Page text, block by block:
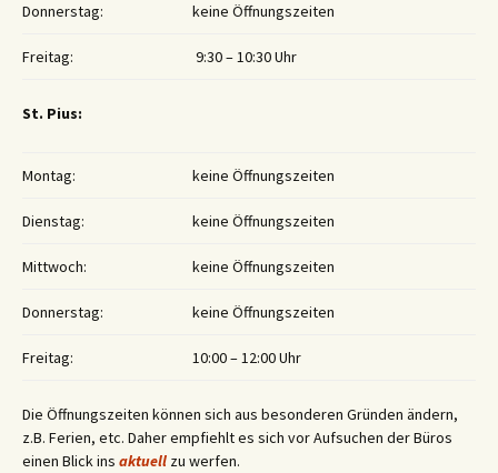
Donnerstag: keine Öffnungszeiten
Freitag: 9:30 – 10:30 Uhr
St. Pius:
Montag: keine Öffnungszeiten
Dienstag: keine Öffnungszeiten
Mittwoch: keine Öffnungszeiten
Donnerstag: keine Öffnungszeiten
Freitag: 10:00 – 12:00 Uhr
Die Öffnungszeiten können sich aus besonderen Gründen ändern,
z.B. Ferien, etc. Daher empfiehlt es sich vor Aufsuchen der Büros
einen Blick ins aktuell zu werfen.